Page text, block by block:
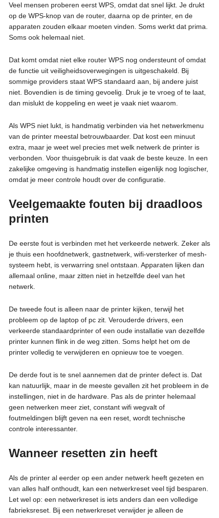
Veel mensen proberen eerst WPS, omdat dat snel lijkt. Je drukt
op de WPS-knop van de router, daarna op de printer, en de
apparaten zouden elkaar moeten vinden. Soms werkt dat prima.
Soms ook helemaal niet.
Dat komt omdat niet elke router WPS nog ondersteunt of omdat
de functie uit veiligheidsoverwegingen is uitgeschakeld. Bij
sommige providers staat WPS standaard aan, bij andere juist
niet. Bovendien is de timing gevoelig. Druk je te vroeg of te laat,
dan mislukt de koppeling en weet je vaak niet waarom.
Als WPS niet lukt, is handmatig verbinden via het netwerkmenu
van de printer meestal betrouwbaarder. Dat kost een minuut
extra, maar je weet wel precies met welk netwerk de printer is
verbonden. Voor thuisgebruik is dat vaak de beste keuze. In een
zakelijke omgeving is handmatig instellen eigenlijk nog logischer,
omdat je meer controle houdt over de configuratie.
Veelgemaakte fouten bij draadloos
printen
De eerste fout is verbinden met het verkeerde netwerk. Zeker als
je thuis een hoofdnetwerk, gastnetwerk, wifi-versterker of mesh-
systeem hebt, is verwarring snel ontstaan. Apparaten lijken dan
allemaal online, maar zitten niet in hetzelfde deel van het
netwerk.
De tweede fout is alleen naar de printer kijken, terwijl het
probleem op de laptop of pc zit. Verouderde drivers, een
verkeerde standaardprinter of een oude installatie van dezelfde
printer kunnen flink in de weg zitten. Soms helpt het om de
printer volledig te verwijderen en opnieuw toe te voegen.
De derde fout is te snel aannemen dat de printer defect is. Dat
kan natuurlijk, maar in de meeste gevallen zit het probleem in de
instellingen, niet in de hardware. Pas als de printer helemaal
geen netwerken meer ziet, constant wifi wegvalt of
foutmeldingen blijft geven na een reset, wordt technische
controle interessanter.
Wanneer resetten zin heeft
Als de printer al eerder op een ander netwerk heeft gezeten en
van alles half onthoudt, kan een netwerkreset veel tijd besparen.
Let wel op: een netwerkreset is iets anders dan een volledige
fabrieksreset. Bij een netwerkreset verwijder je alleen de